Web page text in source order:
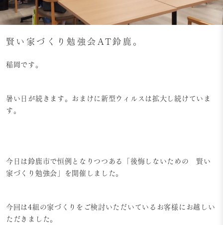
賢い家づくり勉強会AT鈴鹿。
稲岡です。
暑い日が続きます。おまけに新型ウィルスは拡大し続けていま
す。
今日は鈴鹿市で恒例となりつつある「後悔しないための 賢い
家づくり勉強会」を開催しました。
今回は4組の家づくりをご検討いただいているお客様にお越しい
ただきました。